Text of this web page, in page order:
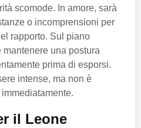
scomode. In amore, sarà
o incomprensioni per
rapporto. Sul piano
una postura
prima di esporsi.
intense, ma non è
il Leone